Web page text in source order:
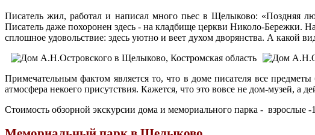
Писатель жил, работал и написал много пьес в Щелыково: «Поздняя
Писатель даже похоронен здесь - на кладбище церкви Николо-Бережки.
сплошное удовольствие: здесь уютно и веет духом дворянства. А какой
Примечательным фактом является то, что в доме писателя все
атмосфера некоего присутствия. Кажется, что это вовсе не дом-музей,
Стоимость обзорной экскурсии дома и мемориального парка - взрослые